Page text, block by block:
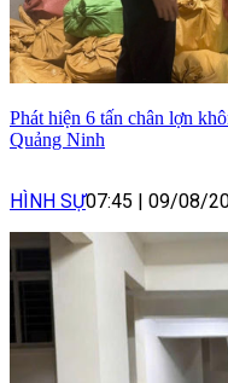
Phát hiện 6 tấn chân lợn
Quảng Ninh
HÌNH SỰ07:45 09/08/